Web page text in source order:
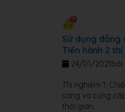
Sử dụng đồng
Tiến hành 2
bởi
24/01/2021
Thí nghiệm 1:
sáng và cung
thời gian.